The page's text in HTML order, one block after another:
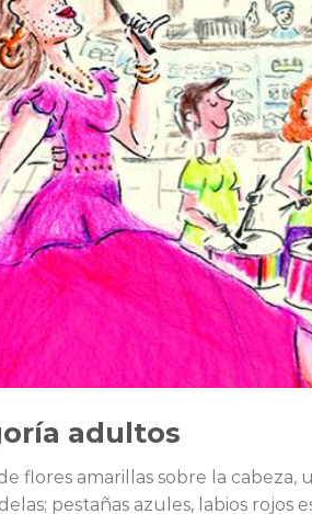
adultos
flores amarillas sobre la cabeza,
pestañas azules, labios rojos